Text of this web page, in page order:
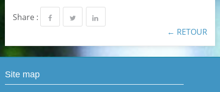
Share :
← RETOUR
Site map